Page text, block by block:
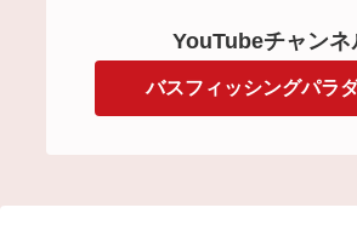
YouTubeチャンネ
バスフィッシングパラ